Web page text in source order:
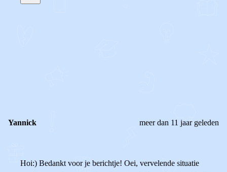
Yannick meer dan 11 jaar geleden
Hoi:) Bedankt voor je berichtje! Oei, vervelende situatie